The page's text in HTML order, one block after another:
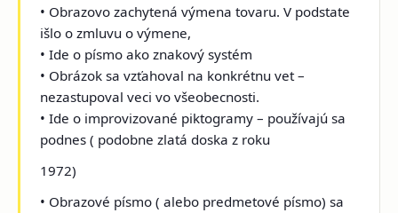
• Obrazovo zachytená výmena tovaru. V podstate
išlo o zmluvu o výmene,
• Ide o písmo ako znakový systém
• Obrázok sa vzťahoval na konkrétnu vet –
nezastupoval veci vo všeobecnosti.
• Ide o improvizované piktogramy – používajú sa
podnes ( podobne zlatá doska z roku
1972)
• Obrazové písmo ( alebo predmetové písmo) sa